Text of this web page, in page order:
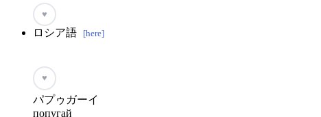
♥
ロシア語 [here]
♥
パプゥガーイ
попугай